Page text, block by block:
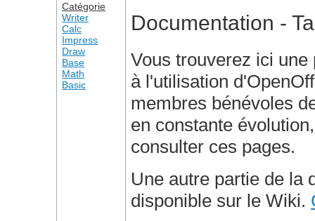
Catégorie
Writer
Calc
Impress
Draw
Base
Math
Basic
Documentation -
Vous trouverez ici
à l'utilisation
membres bénévoles
en constante
consulter ces pages.
Une autre partie de la
disponible sur le Wiki.